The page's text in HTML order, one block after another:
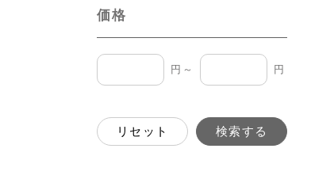
価格
円～ 円
リセット 検索する